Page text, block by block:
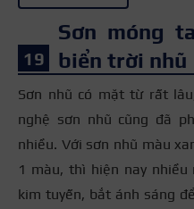
Sơn móng
biển trời nhũ
Sơn nhũ có mặt từ rất
nghệ sơn nhũ cũng đã
nhiều. Với sơn nhũ màu
1 màu, thì hiện nay
kim tuyến, bắt ánh sáng